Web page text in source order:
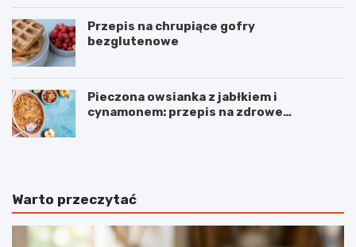
Przepis na chrupiące gofry
bezglutenowe
Pieczona owsianka z jabłkiem i
cynamonem: przepis na zdrowe
Warto przeczytać